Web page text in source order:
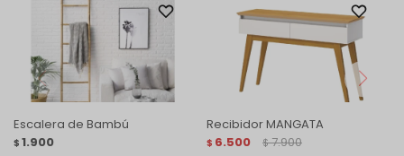
Escalera de Bambú
$ 1.900
Recibidor MANGATA
$ 6.500 $ 7.900